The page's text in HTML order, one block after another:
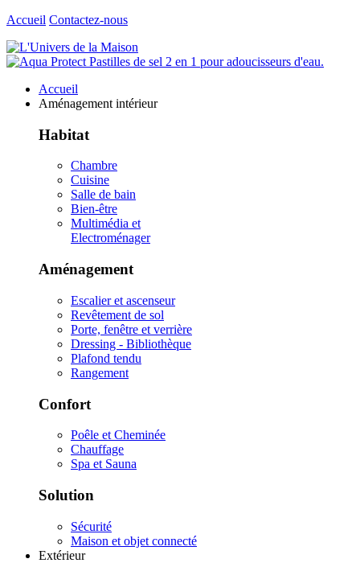
Accueil Contactez-nous
Accueil
Aménagement intérieur
Habitat
Chambre
Cuisine
Salle de bain
Bien-être
Multimédia et
Electroménager
Aménagement
Escalier et ascenseur
Revêtement de sol
Porte, fenêtre et verrière
Dressing - Bibliothèque
Plafond tendu
Rangement
Confort
Poêle et Cheminée
Chauffage
Spa et Sauna
Solution
Sécurité
Maison et objet connecté
Extérieur